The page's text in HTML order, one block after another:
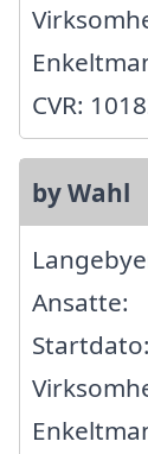
CVR:
by Wahl
Ansatte: